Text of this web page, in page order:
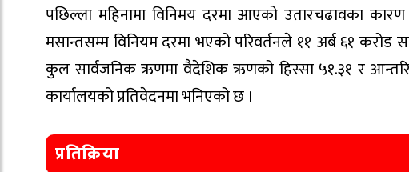
पछिल्ला महिनामा विनिमय दरमा आएको उतारचढावका
मसान्तसम्म विनियम दरमा भएको परिवर्तनले ११ अर्ब ६१
कुल सार्वजनिक ऋणमा वैदेशिक ऋणको हिस्सा ५१.३१ र
कार्यालयको प्रतिवेदनमा भनिएको छ ।
प्रतिक्रिया